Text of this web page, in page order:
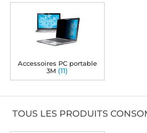
Accessoires PC portable
3M (11)
TOUS LES PRODUITS